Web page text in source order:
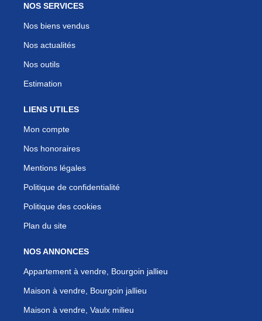
NOS SERVICES
Nos biens vendus
Nos actualités
Nos outils
Estimation
LIENS UTILES
Mon compte
Nos honoraires
Mentions légales
Politique de confidentialité
Politique des cookies
Plan du site
NOS ANNONCES
Appartement à vendre, Bourgoin jallieu
Maison à vendre, Bourgoin jallieu
Maison à vendre, Vaulx milieu